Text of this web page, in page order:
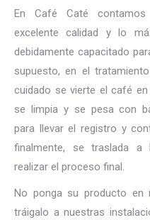
En Café Caté
excelente calidad y lo
debidamente capacitado
supuesto, en el
cuidado se vierte el café
se limpia y se pesa con
para llevar el registro y
finalmente, se traslada a
realizar el proceso final.
No ponga su producto en
tráigalo a nuestras